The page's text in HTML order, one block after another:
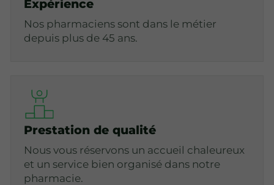
Expérience
Nos pharmaciens sont dans le métier
depuis plus de 45 ans.
Prestation de qualité
Nous vous réservons un accueil chaleureux
et un service bien organisé dans notre
pharmacie.